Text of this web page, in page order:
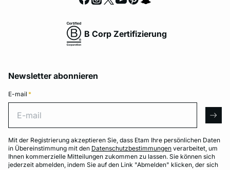
B Corp Zertifizierung
Newsletter abonnieren
E-mail *
Mit der Registrierung akzeptieren Sie, dass Etam Ihre persönlichen Daten
in Übereinstimmung mit den Datenschutzbestimmungen verarbeitet, um
Ihnen kommerzielle Mitteilungen zukommen zu lassen. Sie können sich
jederzeit abmelden, indem Sie auf den Link "Abmelden" klicken, der sich